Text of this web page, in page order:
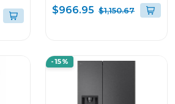
COLOR BLANCO
WM20/DF20
$966.95 $1,150.67
-15%